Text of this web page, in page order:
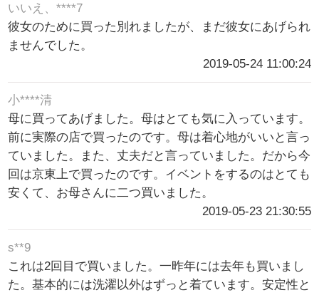
いいえ、****7
彼女のために買った別れましたが、まだ彼女にあげられ
ませんでした。
2019-05-24 11:00:24
小****清
母に買ってあげました。母はとても気に入っています。
前に実際の店で買ったのです。母は着心地がいいと言っ
ていました。また、丈夫だと言っていました。だから今
回は京東上で買ったのです。イベントをするのはとても
安くて、お母さんに二つ買いました。
2019-05-23 21:30:55
s**9
これは2回目で買いました。一昨年には去年も買いまし
た。基本的には洗濯以外はずっと着ています。安定性と